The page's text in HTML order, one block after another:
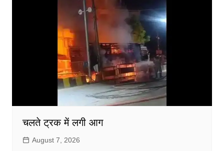
चलते ट्रक में लगी आग
August 7, 2026